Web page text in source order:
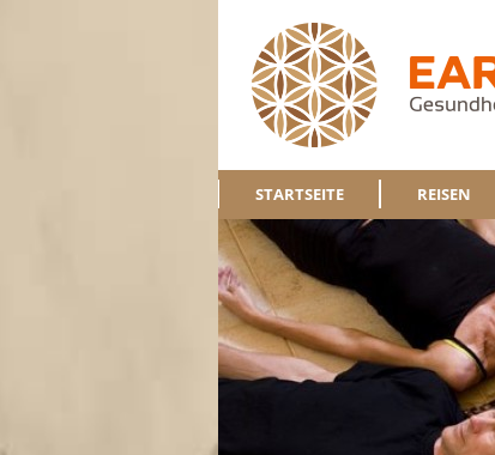
STARTSEITE REISEN